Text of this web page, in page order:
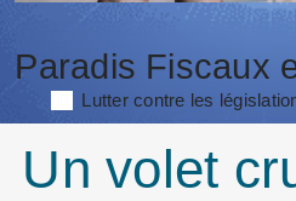
Paradis Fiscaux
Lutter contre les
Un volet